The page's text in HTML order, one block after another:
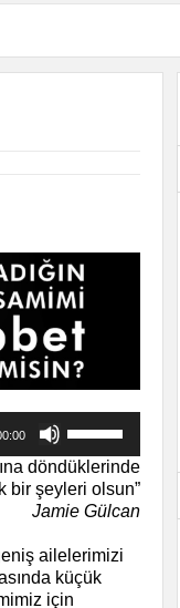
tuşları
ile
sesi
artırın
da
azaltın.
döndüklerinde
bir şeyleri olsun”
Jamie Gülcan
ailelerimizi
küçük
için